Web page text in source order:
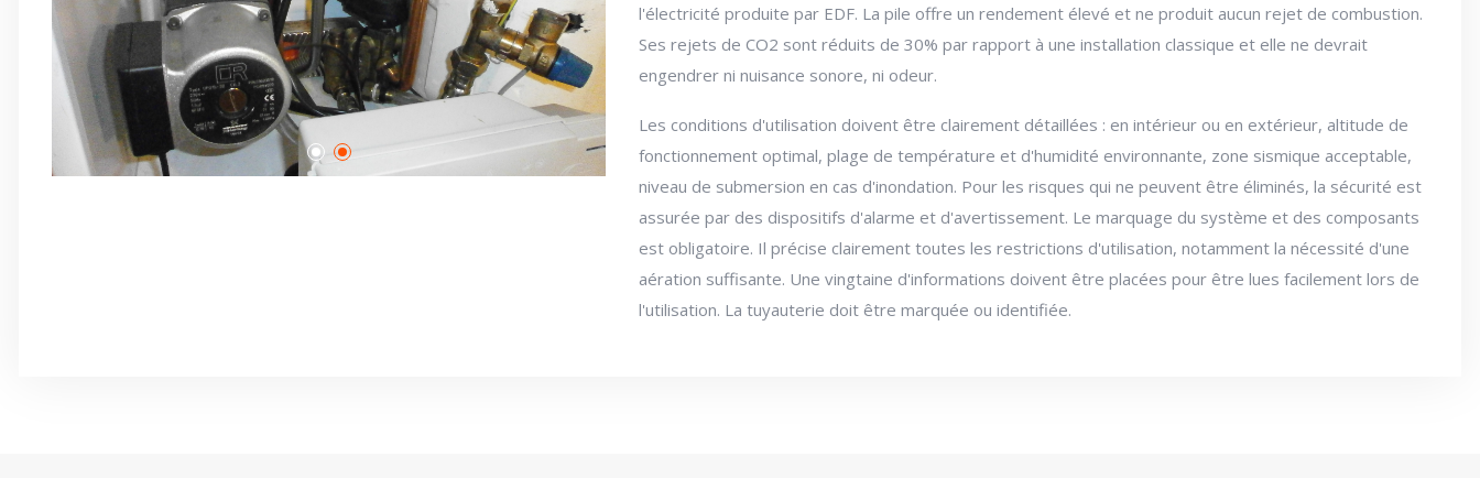
l'électricité produite par EDF. La pile offre un rendement élevé et ne produit aucun rejet de combustion.
Ses rejets de CO2 sont réduits de 30% par rapport à une installation classique et elle ne devrait
engendrer ni nuisance sonore, ni odeur.
Les conditions d'utilisation doivent être clairement détaillées : en intérieur ou en extérieur, altitude de
fonctionnement optimal, plage de température et d'humidité environnante, zone sismique acceptable,
niveau de submersion en cas d'inondation. Pour les risques qui ne peuvent être éliminés, la sécurité est
assurée par des dispositifs d'alarme et d'avertissement. Le marquage du système et des composants
est obligatoire. Il précise clairement toutes les restrictions d'utilisation, notamment la nécessité d'une
aération suffisante. Une vingtaine d'informations doivent être placées pour être lues facilement lors de
l'utilisation. La tuyauterie doit être marquée ou identifiée.